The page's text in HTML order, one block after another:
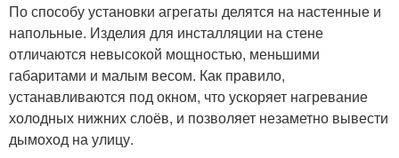
По способу установки агрегаты делятся на настенные и
напольные. Изделия для инсталляции на стене
отличаются невысокой мощностью, меньшими
габаритами и малым весом. Как правило,
устанавливаются под окном, что ускоряет нагревание
холодных нижних слоёв, и позволяет незаметно вывести
дымоход на улицу.